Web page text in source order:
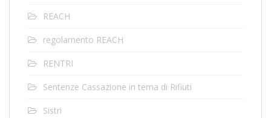
REACH
regolamento REACH
RENTRI
Sentenze Cassazione in tema di Rifiuti
Sistri